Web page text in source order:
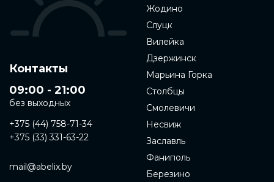
Контакты
09:00 - 21:00
без выходных
+375 (44) 758-71-34
+375 (33) 331-63-22
mail@abelix.by
Жодино
Слуцк
Вилейка
Дзержинск
Марьина Горка
Столбцы
Смолевичи
Несвиж
Заславль
Фаниполь
Березино